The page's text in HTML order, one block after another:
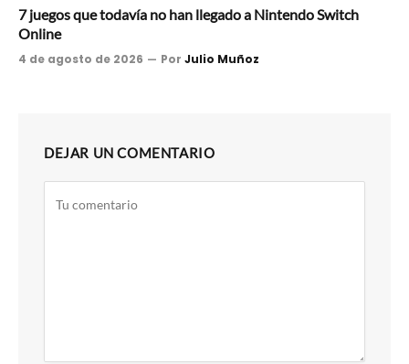
7 juegos que todavía no han llegado a Nintendo Switch
Online
4 de agosto de 2026 Por Julio Muñoz
DEJAR UN COMENTARIO